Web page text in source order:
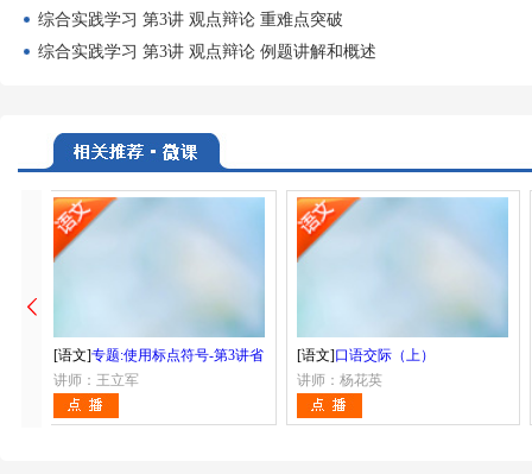
综合实践学习 第3讲 观点辩论 重难点突破
综合实践学习 第3讲 观点辩论 例题讲解和概述
[语文]专题:使用标点符号-第3讲省
略号
讲师：王立军
[语文]口语交际（上）
讲师：杨花英